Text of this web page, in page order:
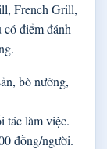
French Grill,
điểm đánh
bò nướng,
tác làm việc.
đồng/người.